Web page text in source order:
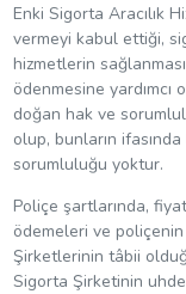
Enki Sigorta Aracılık
vermeyi kabul ettiği,
hizmetlerin
ödenmesine yardımcı
doğan hak ve
olup, bunların
sorumluluğu yoktur.
Poliçe şartlarında,
ödemeleri ve
Şirketlerinin tâbii
Sigorta Şirketinin